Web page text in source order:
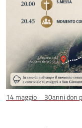
14 maggio _ 30anni don